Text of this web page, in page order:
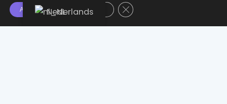
Over onsNederlands
Accepteer Instellingen Sluit AVG/GDPR cookie banner